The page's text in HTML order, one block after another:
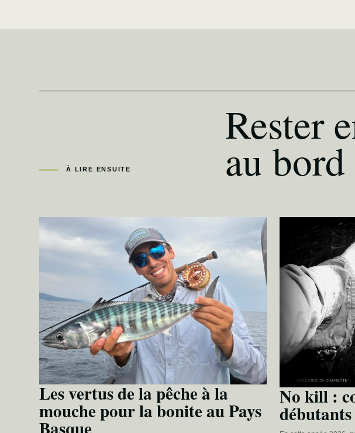
À LIRE ENSUITE
Rester
au bord
Les vertus de la pêche à la
mouche pour la bonite au Pays
No kill :